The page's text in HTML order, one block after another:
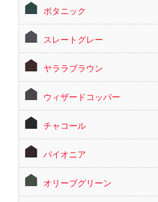
ボタニック
スレートグレー
ヤララブラウン
ウィザードコッパー
チャコール
パイオニア
オリーブグリーン